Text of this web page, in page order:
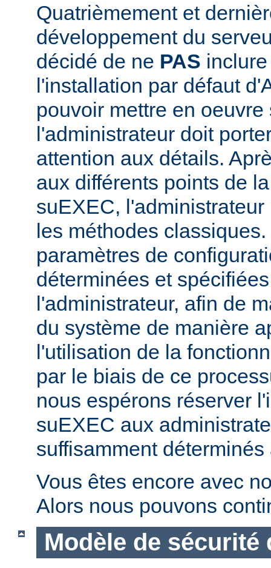
Quatrièmement et
développement du
décidé de ne PAS
l'installation par défaut
pouvoir mettre en oeuvre
l'administrateur doit
attention aux détails.
aux différents points de
suEXEC,
les méthodes
paramètres de
déterminées et
l'administrateur, afin de
du système de manière
l'utilisation de la
par le biais de ce
nous espérons réserver
suEXEC aux
suffisamment
Vous êtes encore avec
Alors nous pouvons
Modèle de sécurité